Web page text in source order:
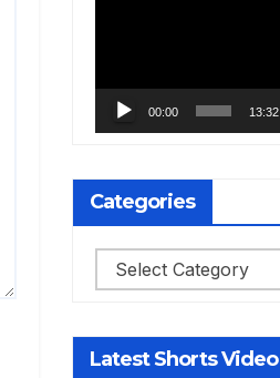
00:00 13:32
Categories
Categories
Latest Shorts Video